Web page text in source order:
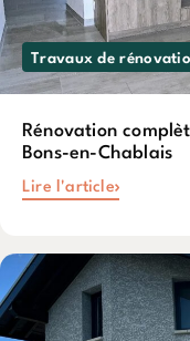
Travaux de
Rénovation
Bons-en-Chablais
Lire l'article